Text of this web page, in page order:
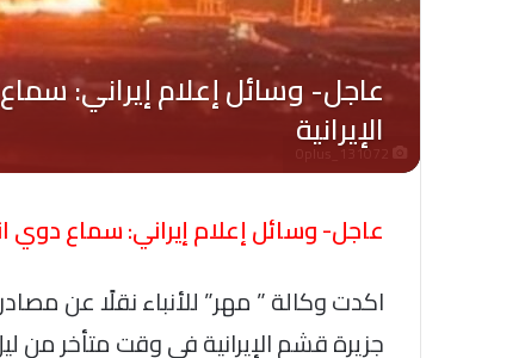
عاجل- وسائل إعلام إيراني: سماع دوي
اكدت وكالة ” مهر” للأنباء نقلًا عن
جزيرة قشم الإيرانية في وقت متأخر من ليل